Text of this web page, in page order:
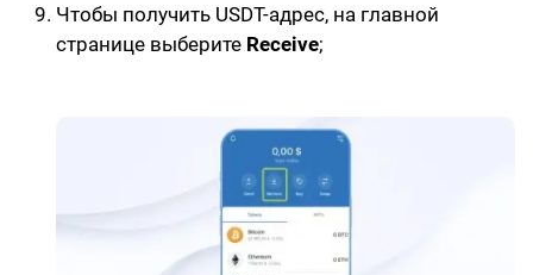
Чтобы получить USDT-адрес, на главной
странице выберите Receive;